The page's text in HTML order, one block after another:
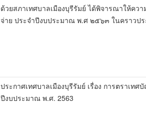
ด้วยสภาเทศบาลเมืองบุรีรัมย์ ได้พิจารณาให้ค
จ่าย ประจำปีงบประมาณ พ.ศ ๒๕๖๓ ในคราวป
ประกาศเทศบาลเมืองบุรีรัมย์ เรื่อง การตราเท
ปีงบประมาณ พ.ศ. 2563